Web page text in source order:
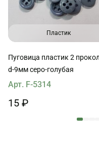
Пластик
Пуговица пластик 2
d-9мм серо-голубая
Арт. F-5314
15 ₽